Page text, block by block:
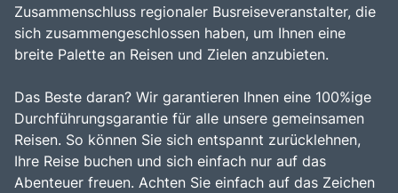
Zusammenschluss regionaler Busreiseveranstalter, die
sich zusammengeschlossen haben, um Ihnen eine
breite Palette an Reisen und Zielen anzubieten.
Das Beste daran? Wir garantieren Ihnen eine 100%ige
Durchführungsgarantie für alle unsere gemeinsamen
Reisen. So können Sie sich entspannt zurücklehnen,
Ihre Reise buchen und sich einfach nur auf das
Abenteuer freuen. Achten Sie einfach auf das Zeichen